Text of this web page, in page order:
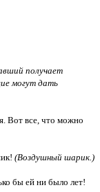
получает
могут дать
Вот все, что можно
(Воздушный шарик.)
бы ей ни было лет!